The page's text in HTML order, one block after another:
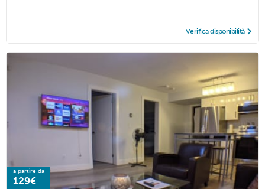
Verifica disponibilità
a partire da
129€